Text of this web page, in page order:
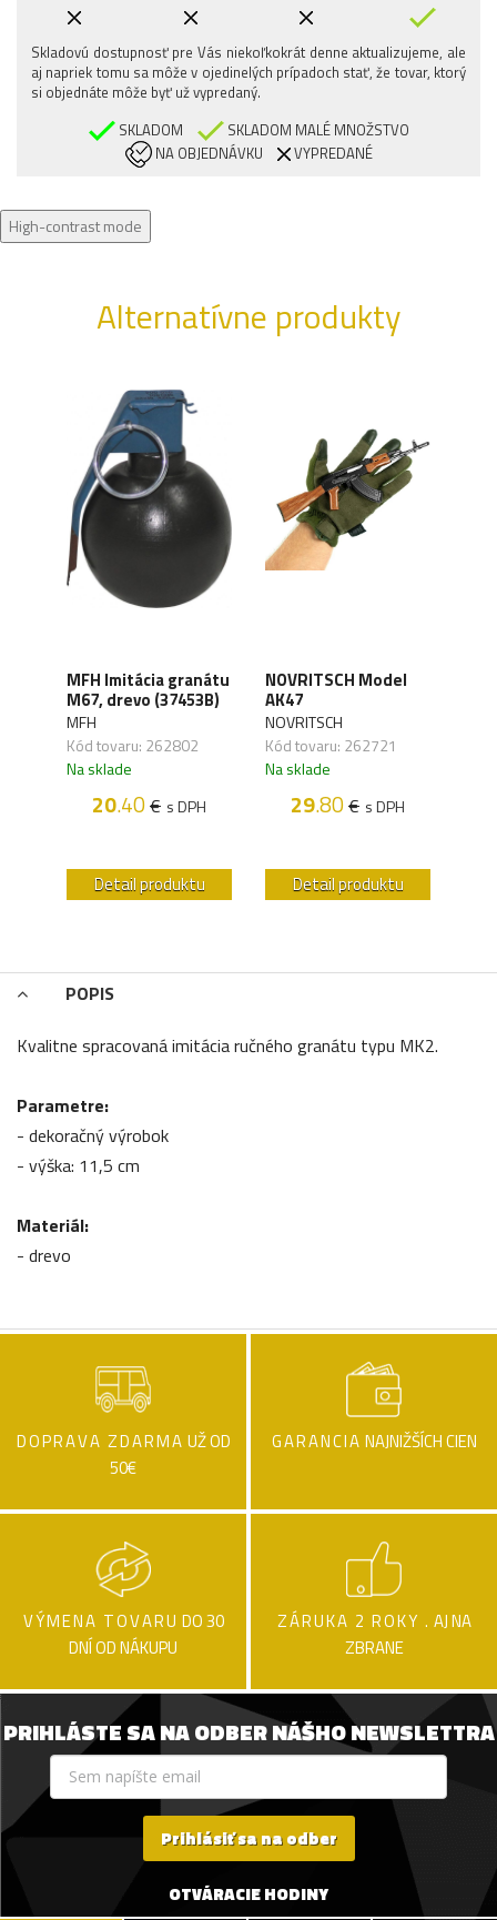
Skladovú dostupnosť pre Vás niekoľkokrát denne aktualizujeme, ale
aj napriek tomu sa môže v ojedinelých prípadoch stať, že tovar, ktorý
si objednáte môže byť už vypredaný.
SKLADOM
SKLADOM MALÉ MNOŽSTVO
NA OBJEDNÁVKU
VYPREDANÉ
High-contrast mode
Alternatívne produkty
MFH Imitácia granátu
M67, drevo (37453B)
MFH
Kód tovaru: 262802
Na sklade
20.40€ s DPH
Detail produktu
NOVRITSCH Model
AK47
NOVRITSCH
Kód tovaru: 262721
Na sklade
29.80€ s DPH
Detail produktu
POPIS
Kvalitne spracovaná imitácia ručného granátu typu MK2.
Parametre:
- dekoračný výrobok
- výška: 11,5 cm
Materiál:
- drevo
DOPRAVA ZDARMA UŽ OD
50€
GARANCIA NAJNIŽŠÍCH CIEN
VÝMENA TOVARU DO 30
DNÍ OD NÁKUPU
ZÁRUKA 2 ROKY . AJ NA
ZBRANE
PRIHLÁSTE SA NA ODBER NÁŠHO NEWSLETTRA
Prihlásiť sa na odber
OTVÁRACIE HODINY